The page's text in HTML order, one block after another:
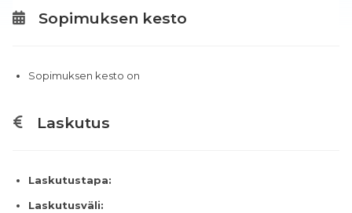
Sopimuksen kesto
Sopimuksen kesto on
Laskutus
Laskutustapa:
Laskutusväli: